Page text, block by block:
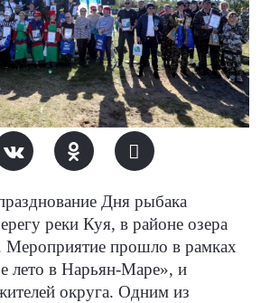
Дня рыбака
реки Куя, в районе озера
Мероприятие прошло в рамках
лето в Нарьян-Маре», и
округа. Одним из